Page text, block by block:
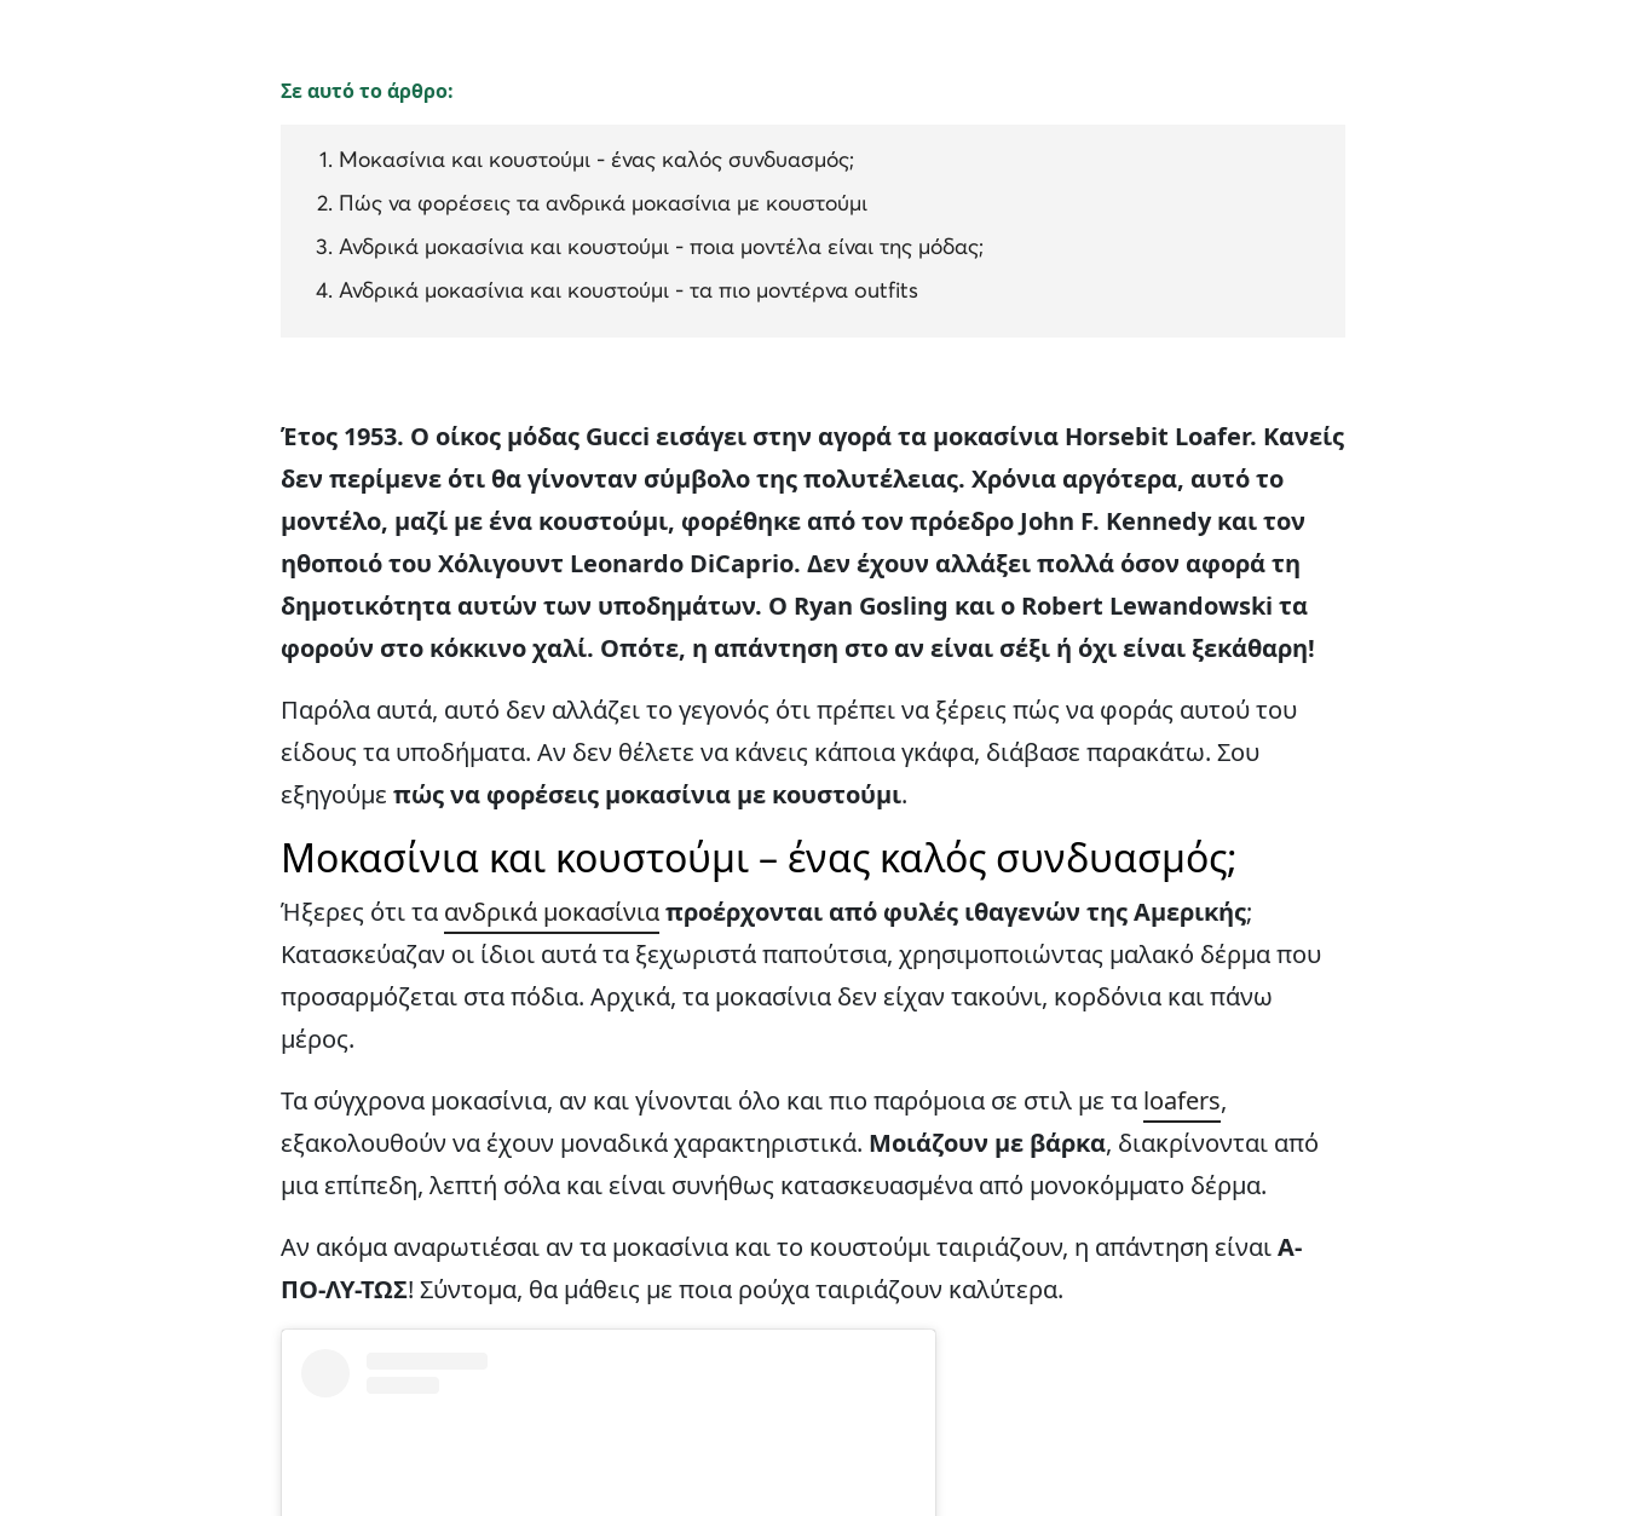
Σε αυτό το άρθρο:
Μοκασίνια και κουστούμι - ένας καλός συνδυασμός;
Πώς να φορέσεις τα ανδρικά μοκασίνια με κουστούμι
Ανδρικά μοκασίνια και κουστούμι - ποια μοντέλα είναι της μόδας;
Ανδρικά μοκασίνια και κουστούμι - τα πιο μοντέρνα outfits
Έτος 1953. Ο οίκος μόδας Gucci εισάγει στην αγορά τα μοκασίνια Horsebit Loafer. Κανείς
δεν περίμενε ότι θα γίνονταν σύμβολο της πολυτέλειας. Χρόνια αργότερα, αυτό το
μοντέλο, μαζί με ένα κουστούμι, φορέθηκε από τον πρόεδρο John F. Kennedy και τον
ηθοποιό του Χόλιγουντ Leonardo DiCaprio. Δεν έχουν αλλάξει πολλά όσον αφορά τη
δημοτικότητα αυτών των υποδημάτων. Ο Ryan Gosling και ο Robert Lewandowski τα
φορούν στο κόκκινο χαλί. Οπότε, η απάντηση στο αν είναι σέξι ή όχι είναι ξεκάθαρη!
Παρόλα αυτά, αυτό δεν αλλάζει το γεγονός ότι πρέπει να ξέρεις πώς να φοράς αυτού του
είδους τα υποδήματα. Αν δεν θέλετε να κάνεις κάποια γκάφα, διάβασε παρακάτω. Σου
εξηγούμε πώς να φορέσεις μοκασίνια με κουστούμι.
Μοκασίνια και κουστούμι – ένας καλός συνδυασμός;
Ήξερες ότι τα ανδρικά μοκασίνιαπροέρχονται από φυλές ιθαγενών της Αμερικής;
Κατασκεύαζαν οι ίδιοι αυτά τα ξεχωριστά παπούτσια, χρησιμοποιώντας μαλακό δέρμα που
προσαρμόζεται στα πόδια. Αρχικά, τα μοκασίνια δεν είχαν τακούνι, κορδόνια και πάνω
μέρος.
Τα σύγχρονα μοκασίνια, αν και γίνονται όλο και πιο παρόμοια σε στιλ με τα loafers,
εξακολουθούν να έχουν μοναδικά χαρακτηριστικά. Μοιάζουν με βάρκα, διακρίνονται από
μια επίπεδη, λεπτή σόλα και είναι συνήθως κατασκευασμένα από μονοκόμματο δέρμα.
Αν ακόμα αναρωτιέσαι αν τα μοκασίνια και το κουστούμι ταιριάζουν, η απάντηση είναιΑ-
ΠΟ-ΛΥ-ΤΩΣ! Σύντομα, θα μάθεις με ποια ρούχα ταιριάζουν καλύτερα.